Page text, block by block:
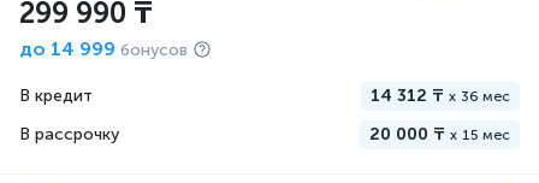
299 990 ₸
до 14 999 бонусов
В кредит 14 312 ₸ x 36 мес
В рассрочку 20 000 ₸ x 15 мес